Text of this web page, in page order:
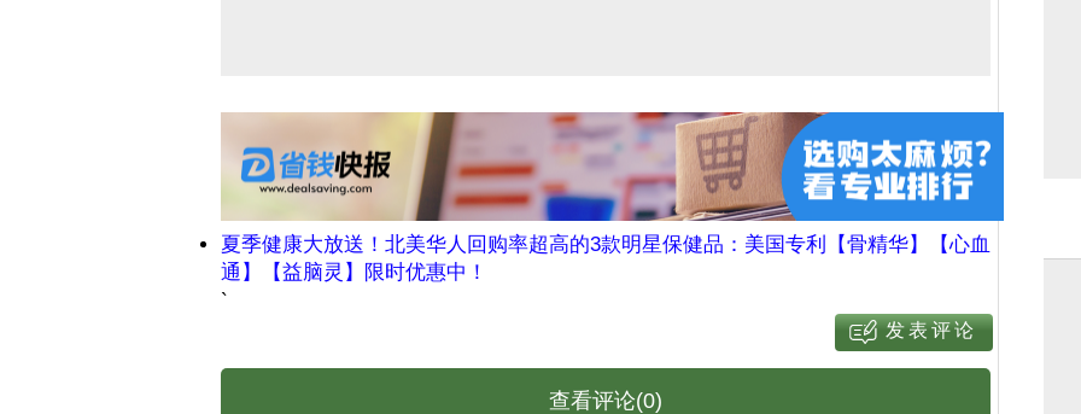
夏季健康大放送！北美华人回购率超高的3款明星保健品：美国专利【骨精华】【心血
通】【益脑灵】限时优惠中！
`
查看评论(0)